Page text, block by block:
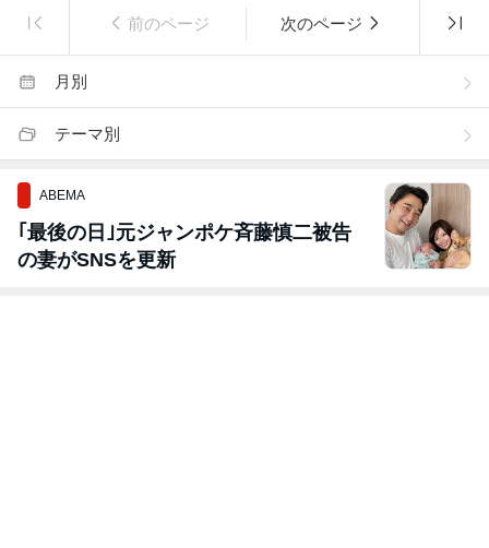
前のページ 次のページ
月別
テーマ別
ABEMA
｢最後の日｣元ジャンポケ斉藤慎二被告
の妻がSNSを更新